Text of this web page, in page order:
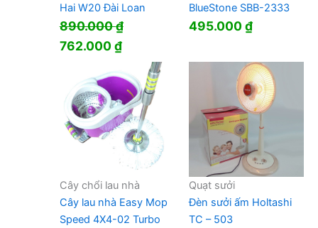
Hai W20 Đài Loan
890.000₫
Giá
890.000 ₫.
762.000₫Giá
tại
là:
762.000 ₫.
BlueStone SBB-2333
495.000₫
Cây chổi lau nhà
Cây lau nhà Easy Mop
Speed 4X4-02 Turbo
Quạt sưởi
Đèn sưởi ấm Holtashi
TC – 503